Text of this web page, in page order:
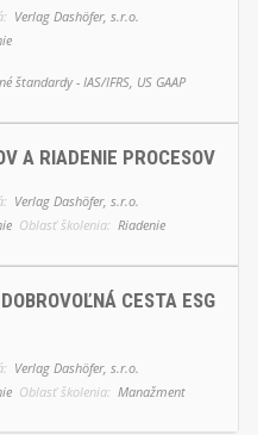
Verlag Dashöfer, s.r.o.
štandardy - IAS/IFRS, US GAAP
A RIADENIE PROCESOV
Verlag Dashöfer, s.r.o.
Oblasť školenia: Riadenie
CESTA ESG
Verlag Dashöfer, s.r.o.
Oblasť školenia: Manažment